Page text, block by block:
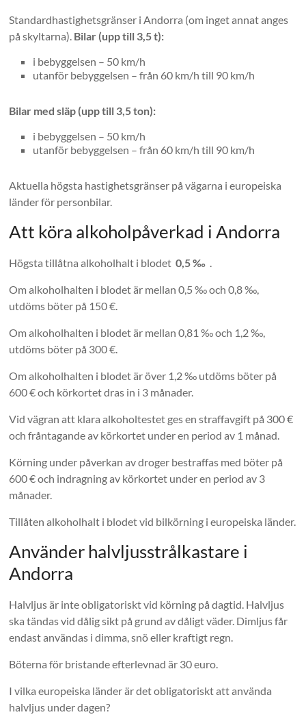
Standardhastighetsgränser i Andorra (om inget annat anges
på skyltarna). Bilar (upp till 3,5 t):
i bebyggelsen – 50 km/h
utanför bebyggelsen – från 60 km/h till 90 km/h
Bilar med släp (upp till 3,5 ton):
i bebyggelsen – 50 km/h
utanför bebyggelsen – från 60 km/h till 90 km/h
Aktuella högsta hastighetsgränser på vägarna i europeiska
länder för personbilar.
Att köra alkoholpåverkad i Andorra
Högsta tillåtna alkoholhalt i blodet0,5 ‰
Om alkoholhalten i blodet är mellan 0,5 ‰ och 0,8 ‰,
utdöms böter på 150 €.
Om alkoholhalten i blodet är mellan 0,81 ‰ och 1,2 ‰,
utdöms böter på 300 €.
Om alkoholhalten i blodet är över 1,2 ‰ utdöms böter på
600 € och körkortet dras in i 3 månader.
Vid vägran att klara alkoholtestet ges en straffavgift på 300 €
och fråntagande av körkortet under en period av 1 månad.
Körning under påverkan av droger bestraffas med böter på
600 € och indragning av körkortet under en period av 3
månader.
Tillåten alkoholhalt i blodet vid bilkörning i europeiska länder.
Använder halvljusstrålkastare i
Andorra
Halvljus är inte obligatoriskt vid körning på dagtid. Halvljus
ska tändas vid dålig sikt på grund av dåligt väder. Dimljus får
endast användas i dimma, snö eller kraftigt regn.
Böterna för bristande efterlevnad är 30 euro.
I vilka europeiska länder är det obligatoriskt att använda
halvljus under dagen?